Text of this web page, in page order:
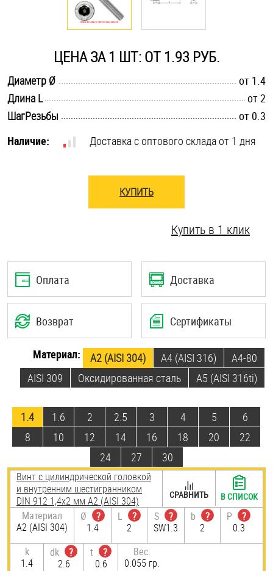
Саморезы и шурупы
Стопорные кольца
Такелаж
Хомуты
Шайбы
ЦЕНА ЗА 1 ШТ: ОТ 1.93 РУБ.
Диаметр Ø
от 1.4
Длина L
от 2
ШагРезьбы
от 0.3
Наличие:
Доставка с оптового склада от 1 дня
КУПИТЬ
Купить в 1 клик
Оплата Доставка
Возврат Сертификаты
Материал: А2 (AISI 304) A4 (AISI 316)
А4-80
AISI 309
Оксидированная сталь А5 (AISI 316ti)
1.4 1.6 2 2.5 3 4 5
6
8
10 12 14 16 18 20
22
24
27 30
Винт с цилиндрической головкой
и внутренним шестигранником
DIN 912 1,4х2 мм А2 (AISI 304)
Материал
А2 (AISI 304)
Ø
?
1.4
L
?
2
S
?
SW1.3
b
?
2
P
?
0.3
k
1.4
dk
?
2.6
t
?
0.6
Вес:
0.055 гр.
СРАВНИТЬ В СПИСОК